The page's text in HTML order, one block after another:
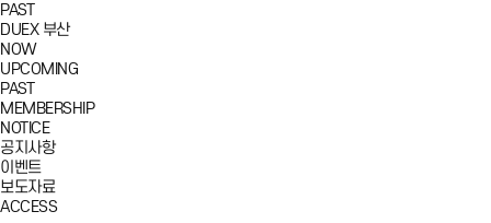
PAST
DUEX 부산
NOW
UPCOMING
PAST
MEMBERSHIP
NOTICE
공지사항
이벤트
보도자료
ACCESS